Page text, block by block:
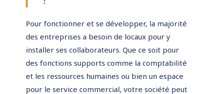
Pour fonctionner et se développer, la majorité
des entreprises a besoin de locaux pour y
installer ses collaborateurs. Que ce soit pour
des fonctions supports comme la comptabilité
et les ressources humaines ou bien un espace
pour le service commercial, votre société peut